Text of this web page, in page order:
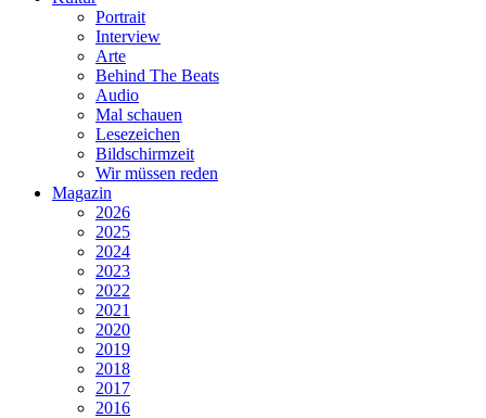
Portrait
Interview
Arte
Behind The Beats
Audio
Mal schauen
Lesezeichen
Bildschirmzeit
Wir müssen reden
Magazin
2026
2025
2024
2023
2022
2021
2020
2019
2018
2017
2016